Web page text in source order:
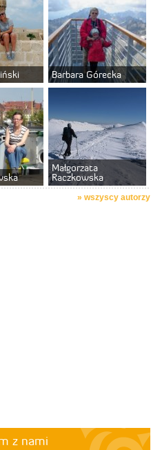
Barbara Górecka
Małgorzata
Raczkowska
» wszyscy autorzy
z nami